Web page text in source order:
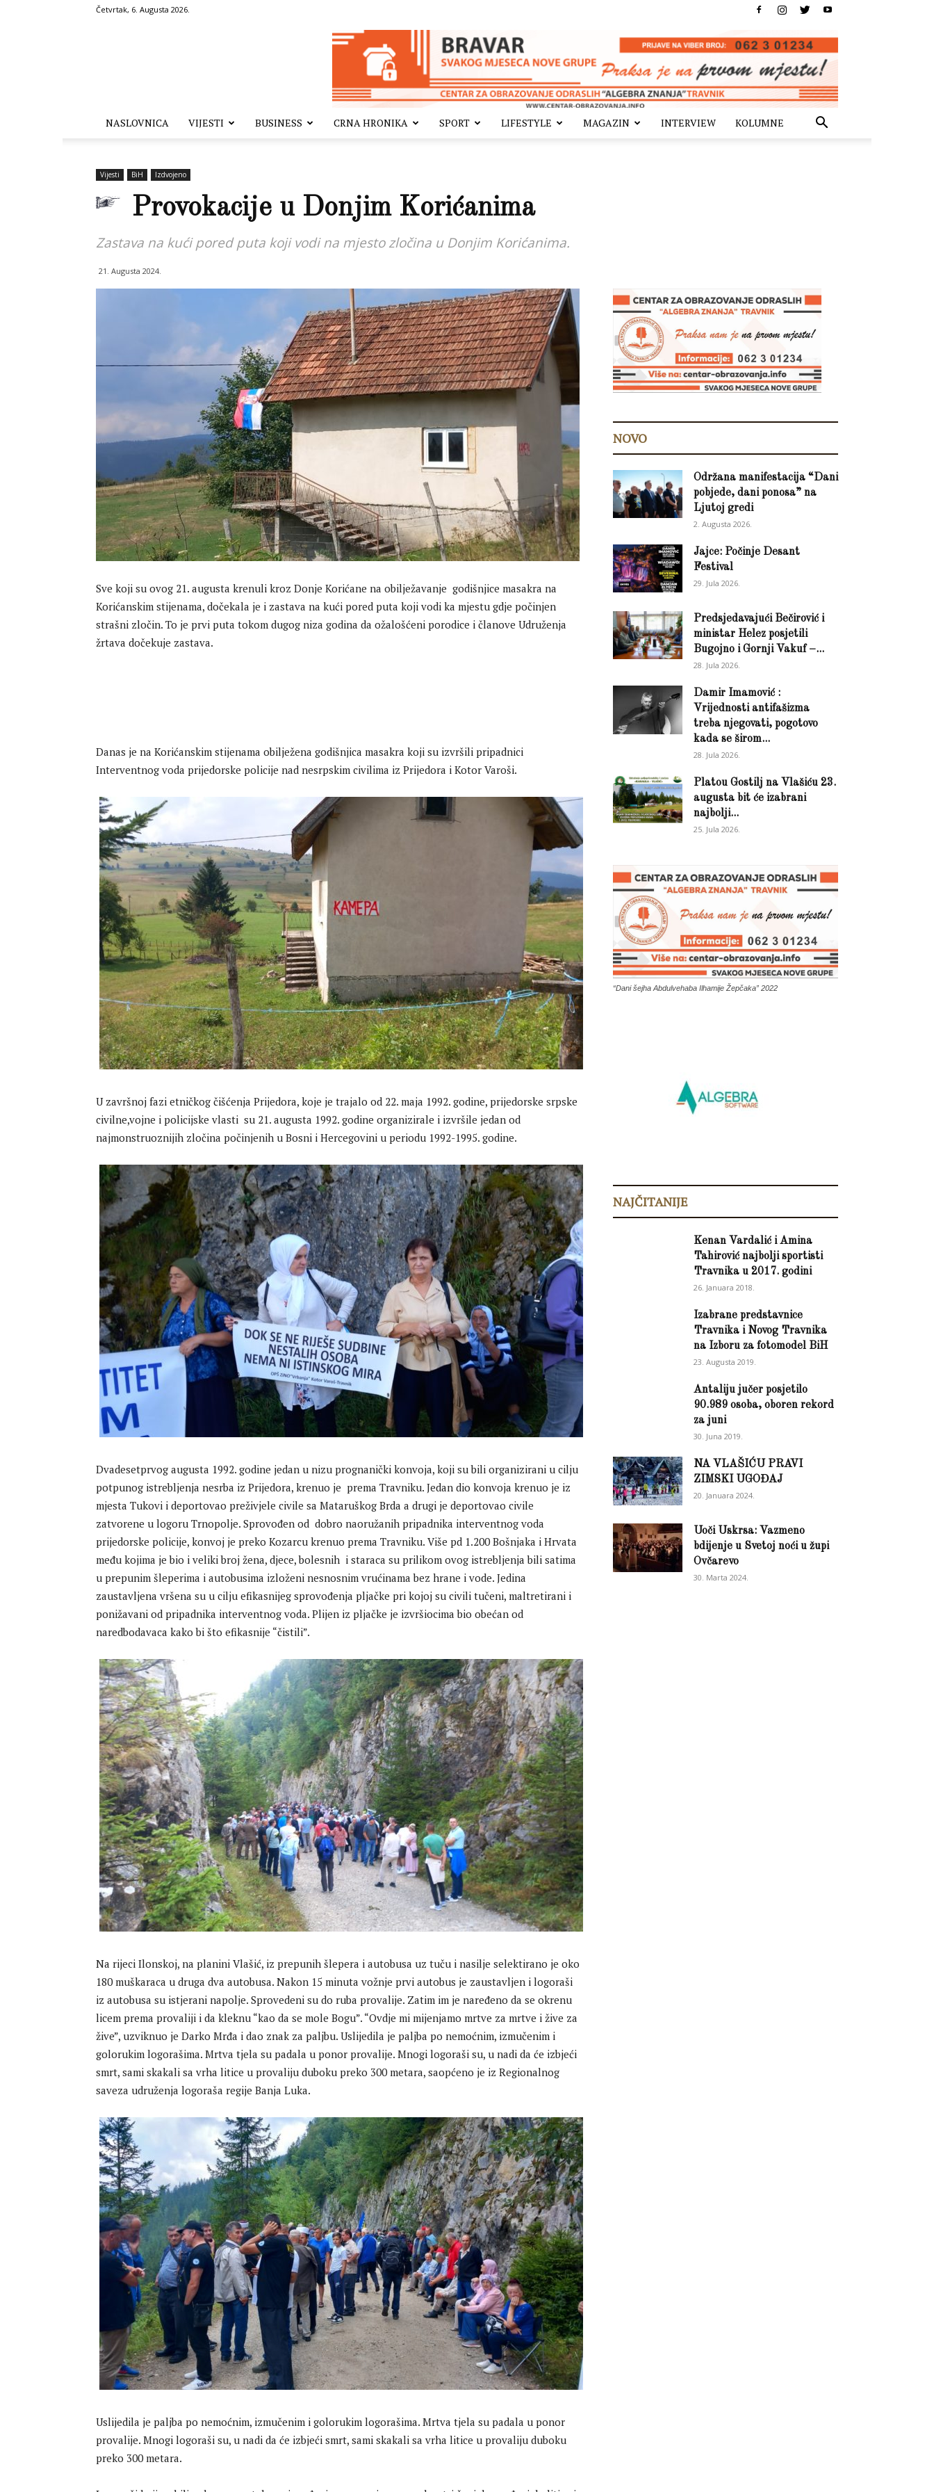
Četvrtak, 6. Augusta 2026.
NASLOVNICA VIJESTI BUSINESS CRNA HRONIKA SPORT LIFESTYLE MAGAZIN INTERVIEW KOLUMNE
Vijesti BiH Izdvojeno
Provokacije u Donjim Korićanima
Zastava na kući pored puta koji vodi na mjesto zločina u Donjim Korićanima.
21. Augusta 2024.
Sve koji su ovog 21. augusta krenuli kroz Donje Korićane na obilježavanje godišnjice masakra na
Korićanskim stijenama, dočekala je i zastava na kući pored puta koji vodi ka mjestu gdje počinjen
strašni zločin. To je prvi puta tokom dugog niza godina da ožalošćeni porodice i članove Udruženja
žrtava dočekuje zastava.
Danas je na Korićanskim stijenama obilježena godišnjica masakra koji su izvršili pripadnici
Interventnog voda prijedorske policije nad nesrpskim civilima iz Prijedora i Kotor Varoši.
U završnoj fazi etničkog čišćenja Prijedora, koje je trajalo od 22. maja 1992. godine, prijedorske srpske
civilne,vojne i policijske vlasti su 21. augusta 1992. godine organizirale i izvršile jedan od
najmonstruoznijih zločina počinjenih u Bosni i Hercegovini u periodu 1992-1995. godine.
Dvadesetprvog augusta 1992. godine jedan u nizu prognanički konvoja, koji su bili organizirani u cilju
potpunog istrebljenja nesrba iz Prijedora, krenuo je prema Travniku. Jedan dio konvoja krenuo je iz
mjesta Tukovi i deportovao preživjele civile sa Mataruškog Brda a drugi je deportovao civile
zatvorene u logoru Trnopolje. Sprovođen od dobro naoružanih pripadnika interventnog voda
prijedorske policije, konvoj je preko Kozarcu krenuo prema Travniku. Više pd 1.200 Bošnjaka i Hrvata
među kojima je bio i veliki broj žena, djece, bolesnih i staraca su prilikom ovog istrebljenja bili satima
u prepunim šleperima i autobusima izloženi nesnosnim vrućinama bez hrane i vode. Jedina
zaustavljena vršena su u cilju efikasnijeg sprovođenja pljačke pri kojoj su civili tučeni, maltretirani i
ponižavani od pripadnika interventnog voda. Plijen iz pljačke je izvršiocima bio obećan od
naredbodavaca kako bi što efikasnije “čistili”.
Na rijeci Ilonskoj, na planini Vlašić, iz prepunih šlepera i autobusa uz tuču i nasilje selektirano je oko
180 muškaraca u druga dva autobusa. Nakon 15 minuta vožnje prvi autobus je zaustavljen i logoraši
iz autobusa su istjerani napolje. Sprovedeni su do ruba provalije. Zatim im je naređeno da se okrenu
licem prema provaliji i da kleknu “kao da se mole Bogu”. “Ovdje mi mijenjamo mrtve za mrtve i žive za
žive”, uzviknuo je Darko Mrđa i dao znak za paljbu. Uslijedila je paljba po nemoćnim, izmučenim i
golorukim logorašima. Mrtva tjela su padala u ponor provalije. Mnogi logoraši su, u nadi da će izbjeći
smrt, sami skakali sa vrha litice u provaliju duboku preko 300 metara, saopćeno je iz Regionalnog
saveza udruženja logoraša regije Banja Luka.
Uslijedila je paljba po nemoćnim, izmučenim i golorukim logorašima. Mrtva tjela su padala u ponor
provalije. Mnogi logoraši su, u nadi da će izbjeći smrt, sami skakali sa vrha litice u provaliju duboku
preko 300 metara.
NOVO
Održana manifestacija “Dani
pobjede, dani ponosa” na
Ljutoj gredi
2. Augusta 2026.
Jajce: Počinje Desant
Festival
29. Jula 2026.
Predsjedavajući Bečirović i
ministar Helez posjetili
Bugojno i Gornji Vakuf –...
28. Jula 2026.
Damir Imamović :
Vrijednosti antifašizma
treba njegovati, pogotovo
kada se širom...
28. Jula 2026.
Platou Gostilj na Vlašiću 23.
augusta bit će izabrani
najbolji...
25. Jula 2026.
“Dani šejha Abdulvehaba Ilhamije Žepčaka” 2022
NAJČITANIJE
Kenan Vardalić i Amina
Tahirović najbolji sportisti
Travnika u 2017. godini
26. Januara 2018.
Izabrane predstavnice
Travnika i Novog Travnika
na Izboru za fotomodel BiH
23. Augusta 2019.
Antaliju jučer posjetilo
90.989 osoba, oboren rekord
za juni
30. Juna 2019.
NA VLAŠIĆU PRAVI
ZIMSKI UGOĐAJ
20. Januara 2024.
Uoči Uskrsa: Vazmeno
bdijenje u Svetoj noći u župi
Ovčarevo
30. Marta 2024.